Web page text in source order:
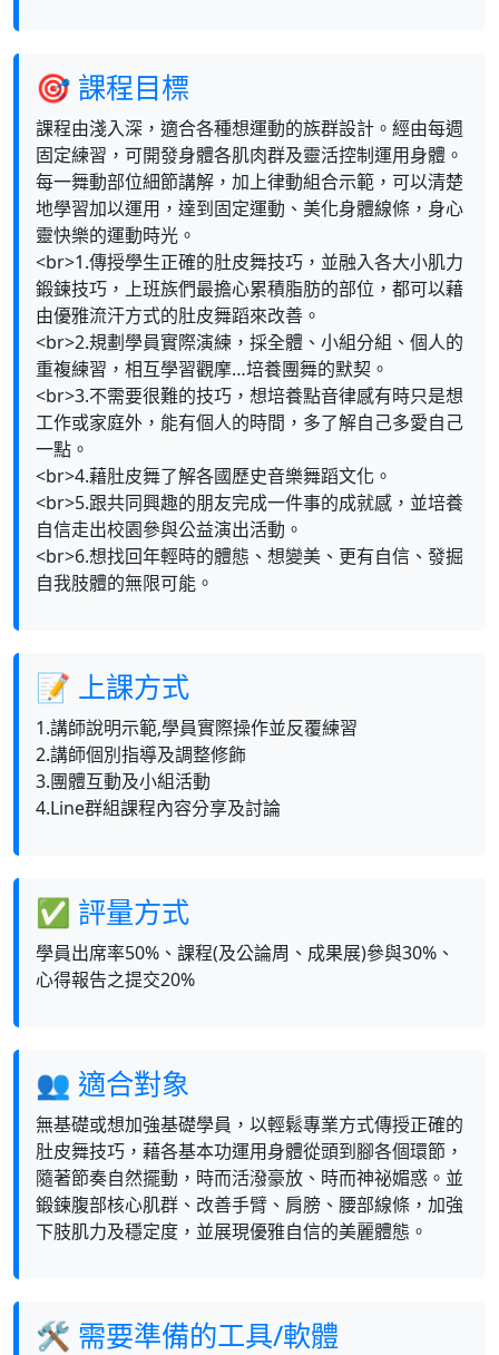
🎯 課程目標
課程由淺入深，適合各種想運動的族群設計。經由每週
固定練習，可開發身體各肌肉群及靈活控制運用身體。
每一舞動部位細節講解，加上律動組合示範，可以清楚
地學習加以運用，達到固定運動、美化身體線條，身心
靈快樂的運動時光。
<br>1.傳授學生正確的肚皮舞技巧，並融入各大小肌力
鍛鍊技巧，上班族們最擔心累積脂肪的部位，都可以藉
由優雅流汗方式的肚皮舞蹈來改善。
<br>2.規劃學員實際演練，採全體、小組分組、個人的
重複練習，相互學習觀摩…培養團舞的默契。
<br>3.不需要很難的技巧，想培養點音律感有時只是想
工作或家庭外，能有個人的時間，多了解自己多愛自己
一點。
<br>4.藉肚皮舞了解各國歷史音樂舞蹈文化。
<br>5.跟共同興趣的朋友完成一件事的成就感，並培養
自信走出校園參與公益演出活動。
<br>6.想找回年輕時的體態、想變美、更有自信、發掘
自我肢體的無限可能。
📝 上課方式
1.講師說明示範,學員實際操作並反覆練習
2.講師個別指導及調整修飾
3.團體互動及小組活動
4.Line群組課程內容分享及討論
✅ 評量方式
學員出席率50%、課程(及公論周、成果展)參與30%、
心得報告之提交20%
👥 適合對象
無基礎或想加強基礎學員，以輕鬆專業方式傳授正確的
肚皮舞技巧，藉各基本功運用身體從頭到腳各個環節，
隨著節奏自然擺動，時而活潑豪放、時而神祕媚惑。並
鍛鍊腹部核心肌群、改善手臂、肩膀、腰部線條，加強
下肢肌力及穩定度，並展現優雅自信的美麗體態。
🛠 需要準備的工具/軟體